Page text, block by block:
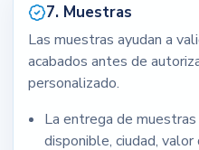
7. Muestras
Las muestras ayudan a
acabados antes de
personalizado.
La entrega de
disponible, ciudad,